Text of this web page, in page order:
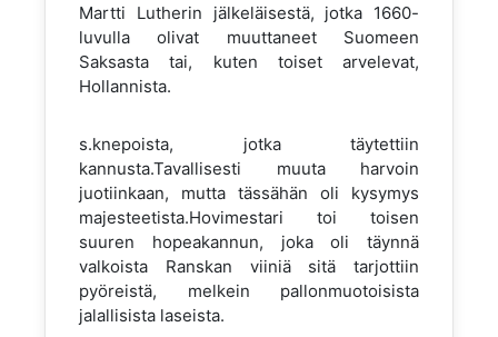
Martti Lutherin jälkeläisestä, jotka 1660-
luvulla olivat muuttaneet Suomeen
Saksasta tai, kuten toiset arvelevat,
Hollannista.
s.knepoista, jotka täytettiin
kannusta.Tavallisesti muuta harvoin
juotiinkaan, mutta tässähän oli kysymys
majesteetista.Hovimestari toi toisen
suuren hopeakannun, joka oli täynnä
valkoista Ranskan viiniä sitä tarjottiin
pyöreistä, melkein pallonmuotoisista
jalallisista laseista.